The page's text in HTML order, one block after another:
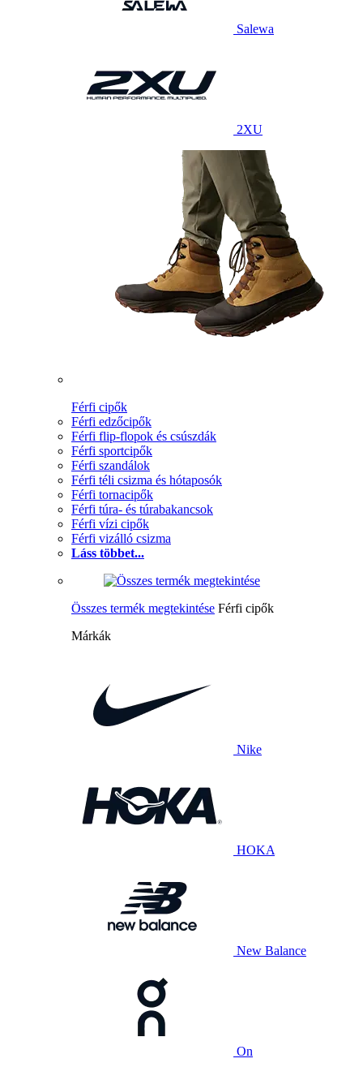
Salewa
2XU
Férfi cipők
Férfi edzőcipők
Férfi flip-flopok és csúszdák
Férfi sportcipők
Férfi szandálok
Férfi téli csizma és hótaposók
Férfi tornacipők
Férfi túra- és túrabakancsok
Férfi vízi cipők
Férfi vizálló csizma
Láss többet...
Összes termék megtekintése Férfi cipők
Márkák
Nike
HOKA
New Balance
On